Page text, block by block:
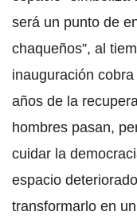
será un punto de
chaqueños”, al
inauguración
años de la
hombres pasan,
cuidar la
espacio
transformarlo en